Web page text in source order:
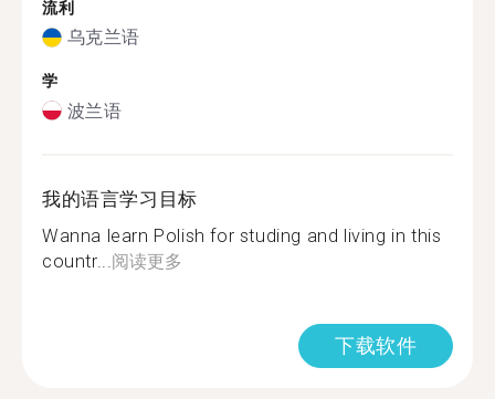
流利
乌克兰语
学
波兰语
我的语言学习目标
Wanna learn Polish for studing and living in this
countr... 阅读更多
下载软件